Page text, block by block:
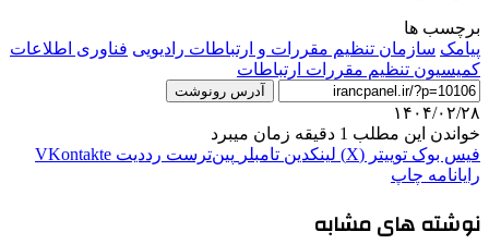
برچسب ها
پیامک سازمان تنظیم مقررات و ارتباطات رادیویی فناوری اطلاعات
کمیسیون تنظیم مقررات ارتباطات
آدرس رونوشت
۱۴۰۴/۰۲/۲۸
خواندن این مطلب 1 دقیقه زمان میبرد
فیس بوک توییتر (X) لینکدین ‫تامبلر ‫پین‌ترست ‫رددیت ‫VKontakte
رایانامه چاپ
نوشته های مشابه